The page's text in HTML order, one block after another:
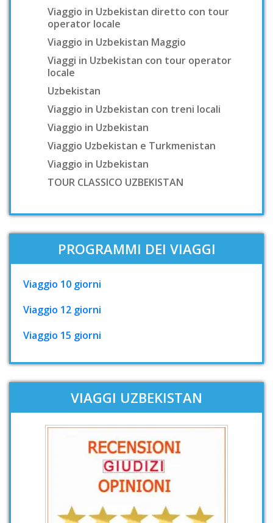
Viaggio in Uzbekistan diretto con tour
operator locale
Viaggio in Uzbekistan Maggio
Viaggi in Uzbekistan con tour operator
locale
Uzbekistan
Viaggio in Uzbekistan con treni locali
Viaggio in Uzbekistan
Viaggio Uzbekistan e Turkmenistan
Viaggio in Uzbekistan
TOUR CLASSICO UZBEKISTAN
PROGRAMMI DEI VIAGGI
Viaggio 10 giorni
Viaggio 12 giorni
Viaggio 15 giorni
VIAGGI UZBEKISTAN